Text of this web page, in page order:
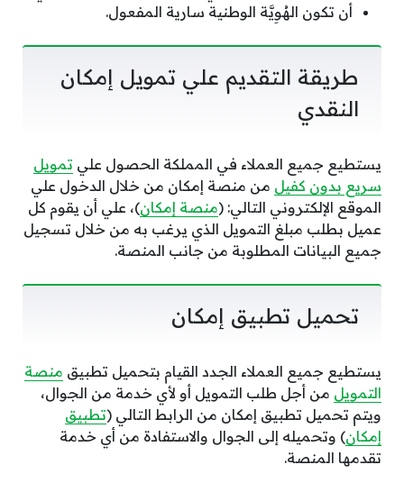
أن تكون الهُوِيَّة الوطنية سارية المفعول.
طريقة التقديم علي تمويل إمكان
النقدي
يستطيع جميع العملاء في المملكة الحصول علي تمويل
سريع بدون كفيل من منصة إمكان من خلال الدخول علي
الموقع الإلكتروني التالي: (منصة إمكان)، علي أن يقوم كل
عميل بطلب مبلغ التمويل الذي يرغب به من خلال تسجيل
جميع البيانات المطلوبة من جانب المنصة.
تحميل تطبيق إمكان
يستطيع جميع العملاء الجدد القيام بتحميل تطبيق منصة
التمويل من أجل طلب التمويل أو لأي خدمة من الجوال،
ويتم تحميل تطبيق إمكان من الرابط التالي (تطبيق
إمكان) وتحميله إلى الجوال والاستفادة من أي خدمة
تقدمها المنصة.